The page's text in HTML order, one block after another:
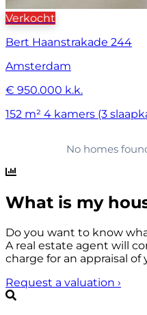
Verkocht
Bert Haanstrakade 244
Amsterdam
€ 950.000 k.k.
152 m² 4 kamers (3
No homes
What is my
Do you want to know
A real estate agent will
charge for an appraisal of
Request a valuation ›